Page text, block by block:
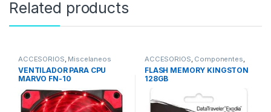
Related products
ACCESORIOS, Miscelaneos
VENTILADOR PARA CPU
MARVO FN-10
ACCESORIOS, Componentes,
MEMORIAS, Memorias USB
FLASH MEMORY KINGSTON
128GB